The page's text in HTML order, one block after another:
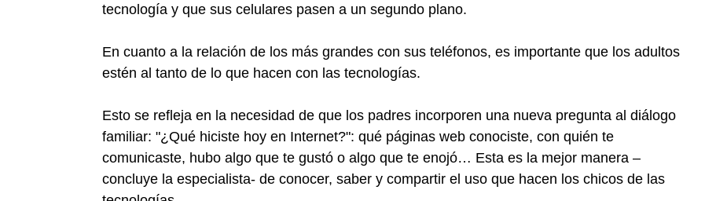
tecnología y que sus celulares pasen a un segundo plano.
En cuanto a la relación de los más grandes con sus teléfonos, es importante que los adultos
estén al tanto de lo que hacen con las tecnologías.
Esto se refleja en la necesidad de que los padres incorporen una nueva pregunta al diálogo
familiar: "¿Qué hiciste hoy en Internet?": qué páginas web conociste, con quién te
comunicaste, hubo algo que te gustó o algo que te enojó… Esta es la mejor manera –
concluye la especialista- de conocer, saber y compartir el uso que hacen los chicos de las